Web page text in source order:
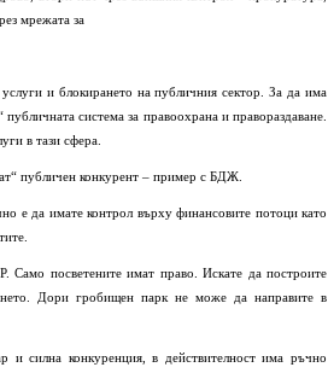
мрежата за
и блокирането на публичния сектор. За да има
система за правоохрана и правораздаване.
в тази сфера.
публичен конкурент – пример с БДЖ.
е да имате контрол върху финансовите потоци като
Само посветените имат право. Искате да построите
Дори гробищен парк не може да направите в
и силна конкуренция, в действителност има ръчно